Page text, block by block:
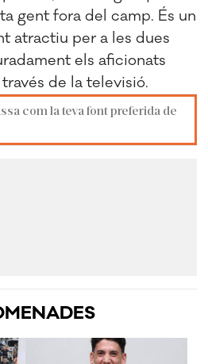
gent fora del camp. És un
atractiu per a les dues
els aficionats
de la televisió.
com la teva font preferida de